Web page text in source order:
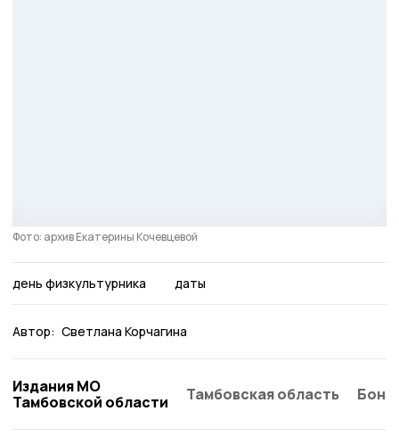
Фото: архив Екатерины Кочевцевой
день физкультурника даты
Автор: Светлана Корчагина
Издания МО
Тамбовской области
Тамбовская область